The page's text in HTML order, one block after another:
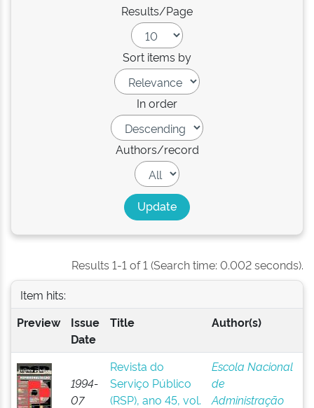
Results/Page
Sort items by
In order
Authors/record
Results 1-1 of 1 (Search time: 0.002 seconds).
Item hits:
Preview
Issue
Date
Title Author(s)
1994-
07
Revista do
Serviço Público
(RSP), ano 45, vol.
Escola Nacional
de
Administração